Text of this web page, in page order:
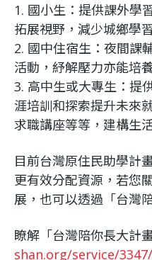
1. 國小生：提供課外學
拓展視野，減少城鄉學
2. 國中住宿生：夜間課
活動，紓解壓力亦能培
3. 高中生或大專生：提
涯培訓和探索提升未來
求職講座等等，建構生
目前台灣原住民助學計
更有效分配資源，若您
展，也可以透過「台灣
瞭解「台灣陪你長大計
shan.org/service/